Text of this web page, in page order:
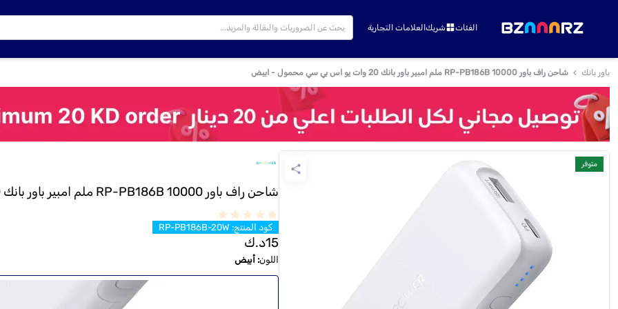
الفئات شريكالعلامات التجارية
باور بانك شاحن راف باور RP-PB186B 10000 ملم امبير باور بانك 20 وات يو اس بي سي محمول - ابيض
متوفر
شاحن راف باور RP-PB186B 10000 ملم امبير باور بانك 20 وات يو اس بي سي محمول - ابيض
كود المنتج:
RP-PB186B-20W
15د.ك
اللون: أبيض